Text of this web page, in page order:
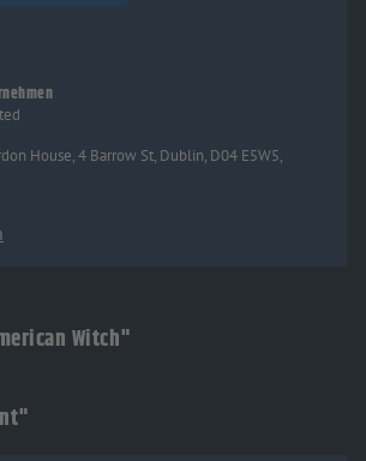
House, 4 Barrow St, Dublin, D04 E5W5,
Witch"